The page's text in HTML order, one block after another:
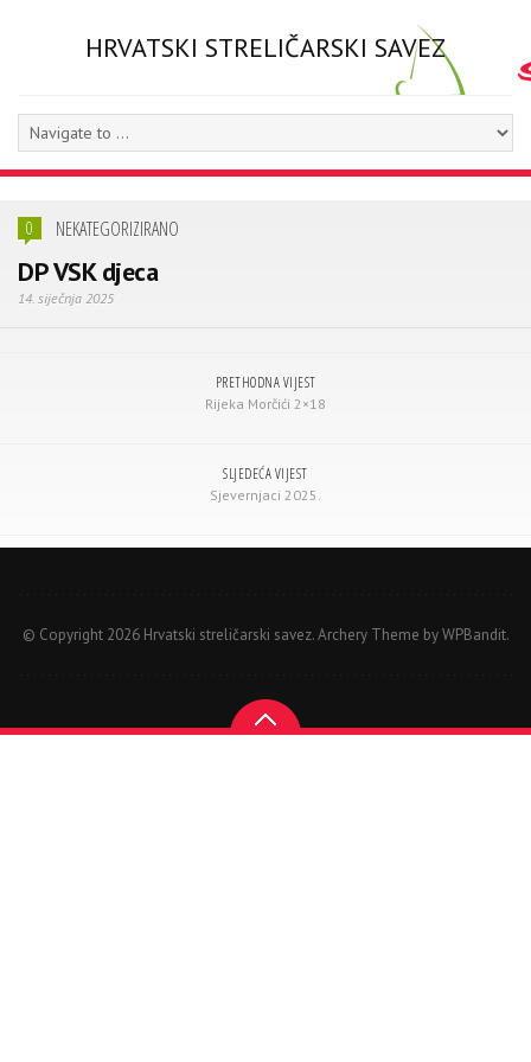
HRVATSKI STRELIČARSKI SAVEZ
0 NEKATEGORIZIRANO
DP VSK djeca
14. siječnja 2025
PRETHODNA VIJEST
Rijeka Morčići 2×18
SLJEDEĆA VIJEST
Sjevernjaci 2025.
© Copyright 2026 Hrvatski streličarski savez.Archery Theme byWPBandit.